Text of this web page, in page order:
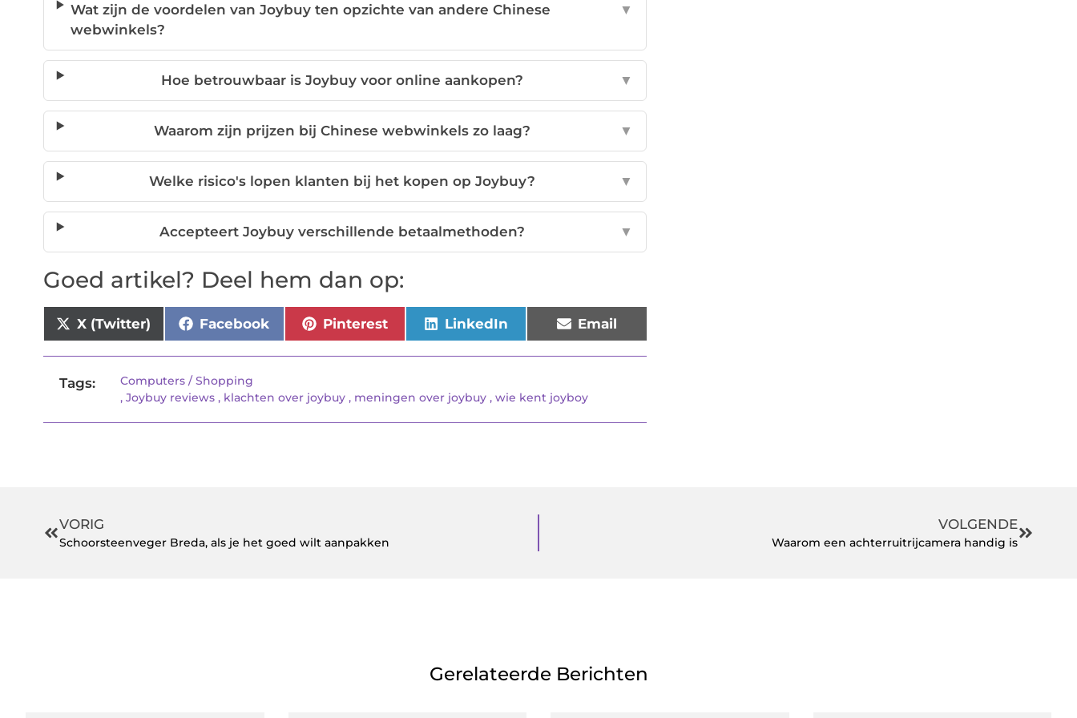
Wat zijn de voordelen van Joybuy ten opzichte van andere Chinese
webwinkels?
▼
Hoe betrouwbaar is Joybuy voor online aankopen? ▼
Waarom zijn prijzen bij Chinese webwinkels zo laag? ▼
Welke risico's lopen klanten bij het kopen op Joybuy? ▼
Accepteert Joybuy verschillende betaalmethoden? ▼
Goed artikel? Deel hem dan op:
X (Twitter) Facebook Pinterest LinkedIn Email
Tags:
Computers / Shopping
,Joybuy reviews , klachten over joybuy , meningen over joybuy ,wie kent joyboy
VORIG
Schoorsteenveger Breda, als je het goed wilt aanpakken
VOLGENDE
Waarom een achterruitrijcamera handig is
Gerelateerde Berichten